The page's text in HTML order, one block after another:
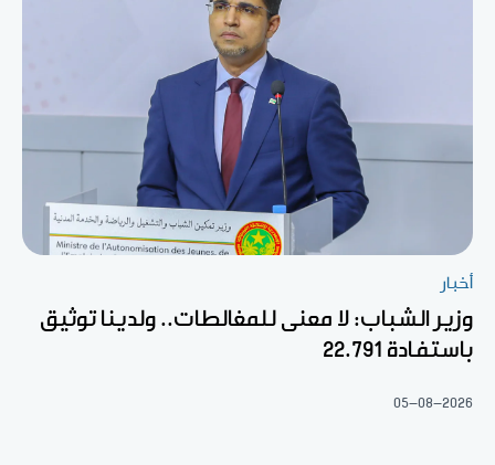
أخبار
وزير الشباب: لا معنى للمغالطات.. ولدينا توثيق
باستفادة 22.791
05-08-2026